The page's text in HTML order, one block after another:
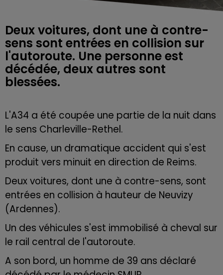
Deux voitures, dont une à contre-
sens sont entrées en collision sur
l'autoroute. Une personne est
décédée, deux autres sont
blessées.
L'A34 a été coupée une partie de la nuit dans
le sens Charleville-Rethel.
En cause, un dramatique accident qui s'est
produit vers minuit en direction de Reims.
Deux voitures, dont une à contre-sens, sont
entrées en collision à hauteur de Neuvizy
(Ardennes).
Un des véhicules s'est immobilisé à cheval sur
le rail central de l'autoroute.
A son bord, un homme de 39 ans déclaré